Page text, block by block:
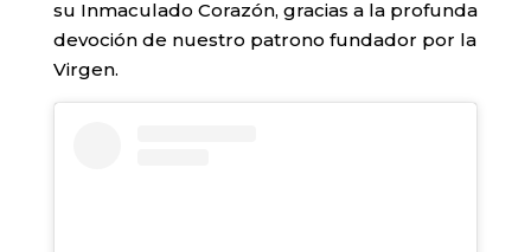
su Inmaculado Corazón, gracias a la profunda
devoción de nuestro patrono fundador por la
Virgen.